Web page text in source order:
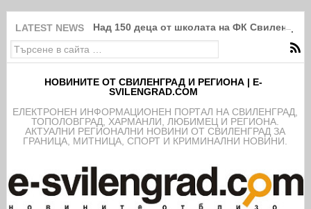
LATEST NEWS Над 150 деца от школата на ФК
НОВИНИТЕ ОТ СВИЛЕНГРАД И РЕГИОНА | E-
SVILENGRAD.COM
EЛЕКТРОНЕН ИНФОРМАЦИОНЕН ПОРТАЛ НА СВИЛЕНГРАД,
ТОПОЛОВГРАД, ХАРМАНЛИ, ЛЮБИМЕЦ И РЕГИОНА.
АКТУАЛНИ РЕГИОНАЛНИ НОВИНИ ОТ СВИЛЕНГРАД ЗА
ГРАНИЦА, МИТНИЦА, СПОРТ И КРИМИНАЛНИ НОВИНИ.